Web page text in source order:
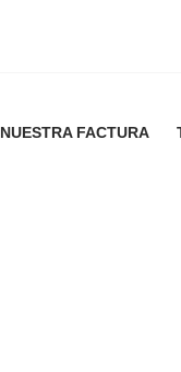
NUESTRA FACTURA